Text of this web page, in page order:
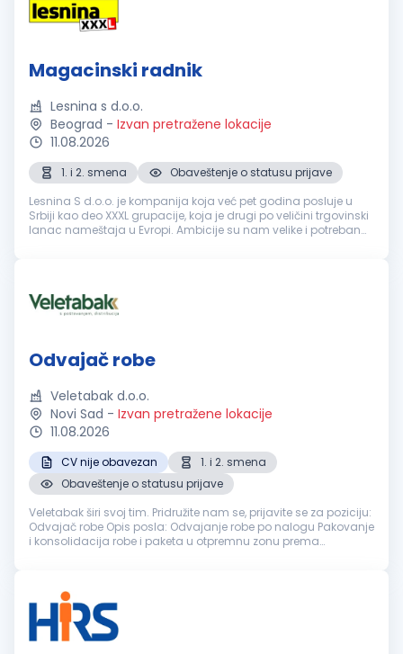
Magacinski radnik
Lesnina s d.o.o.
Beograd - Izvan pretražene lokacije
11.08.2026
1. i 2. smena
Obaveštenje o statusu prijave
Lesnina S d.o.o. je kompanija koja već pet godina posluje u
Srbiji kao deo XXXL grupacije, koja je drugi po veličini trgovinski
lanac nameštaja u Evropi. Ambicije su nam velike i potreban
Odvajač robe
Veletabak d.o.o.
Novi Sad - Izvan pretražene lokacije
11.08.2026
CV nije obavezan
1. i 2. smena
Obaveštenje o statusu prijave
Veletabak širi svoj tim. Pridružite nam se, prijavite se za poziciju:
Odvajač robe Opis posla: Odvajanje robe po nalogu Pakovanje
i konsolidacija robe i paketa u otpremnu zonu prema